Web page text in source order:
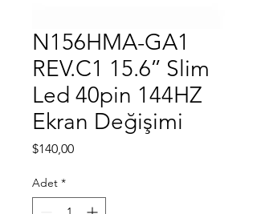
N156HMA-GA1
REV.C1 15.6’’ Slim
Led 40pin 144HZ
Ekran Değişimi
$140,00Fiyat
Adet *